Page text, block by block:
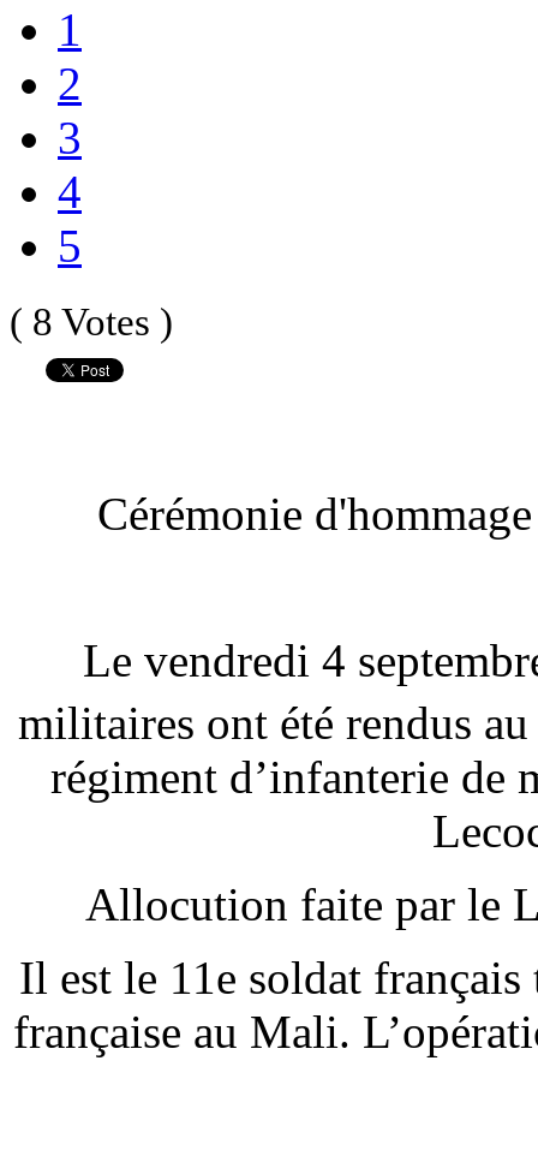
1
2
3
4
5
( 8 Votes )
Cérémonie
Le vendredi 4
militaires ont été rendus
régiment d’infanterie de
Allocution faite par le
Il est le 11e soldat
française au Mali.